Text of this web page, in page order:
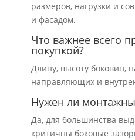
размеров, нагрузки и
и фасадом.
Что важнее всего
покупкой?
Длину, высоту боковин,
направляющих и
Нужен ли
Да, для большинства
критичны боковые